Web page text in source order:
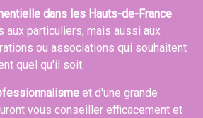
dans les Hauts-de-France
particuliers, mais aussi aux
ou associations qui souhaitent
quel qu'il soit.
et d'une grande
vous conseiller efficacement et